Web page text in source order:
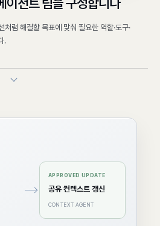
처럼 해결할 목표에 맞춰 필요한 역할·도구·
.
APPROVED UPDATE
공유 컨텍스트 갱신
CONTEXT AGENT